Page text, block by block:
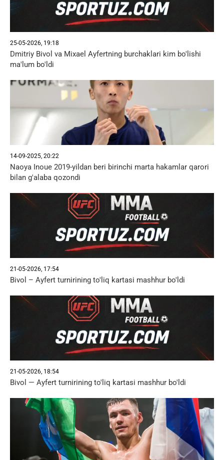
25-05-2026, 19:18
Dmitriy Bivol va Mixael Ayfertning burchaklari kim bo'lishi
ma'lum bo'ldi
14-09-2025, 20:22
Naoya Inoue 2019-yildan beri birinchi marta hakamlar qarori
bilan g'alaba qozondi
21-05-2026, 17:54
Bivol – Ayfert turnirining to'liq kartasi mashhur bo'ldi
21-05-2026, 18:54
Bivol — Ayfert turnirining to'liq kartasi mashhur bo'ldi